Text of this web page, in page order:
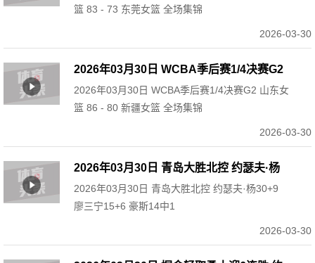
篮 83 - 73 东莞女篮 全场集锦
2026-03-30
2026年03月30日 WCBA季后赛1/4决赛G2
山东女篮 86 - 80 新疆女篮 全场集锦
2026年03月30日 WCBA季后赛1/4决赛G2 山东女
篮 86 - 80 新疆女篮 全场集锦
2026-03-30
2026年03月30日 青岛大胜北控 约瑟夫·杨
30+9 廖三宁15+6 豪斯14中1
2026年03月30日 青岛大胜北控 约瑟夫·杨30+9
廖三宁15+6 豪斯14中1
2026-03-30